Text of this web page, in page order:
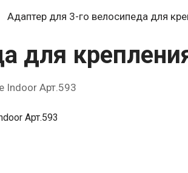
Адаптер для 3-го велосипеда для
для
Indoor Арт.593